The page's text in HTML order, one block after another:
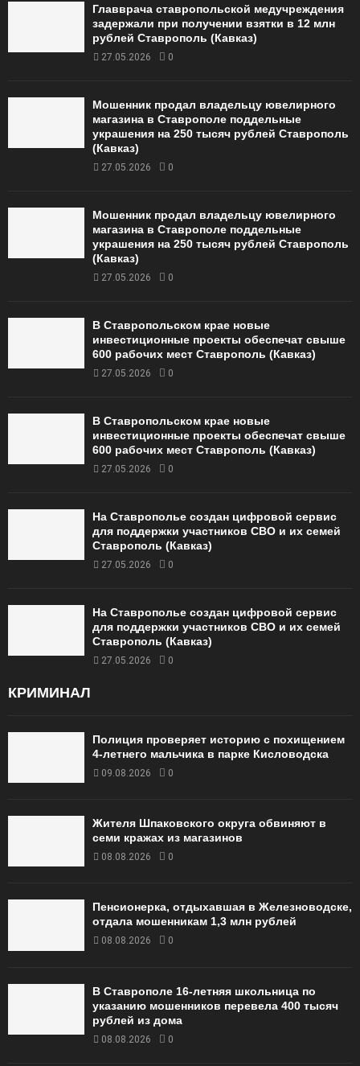
Главврача ставропольской медучреждения
задержали при получении взятки в 12 млн
рублей Ставрополь (Кавказ)
27.05.2026 0
Мошенник продал владельцу ювелирного
магазина в Ставрополе поддельные
украшения на 250 тысяч рублей Ставрополь
(Кавказ)
27.05.2026 0
Мошенник продал владельцу ювелирного
магазина в Ставрополе поддельные
украшения на 250 тысяч рублей Ставрополь
(Кавказ)
27.05.2026 0
В Ставропольском крае новые
инвестиционные проекты обеспечат свыше
600 рабочих мест Ставрополь (Кавказ)
27.05.2026 0
В Ставропольском крае новые
инвестиционные проекты обеспечат свыше
600 рабочих мест Ставрополь (Кавказ)
27.05.2026 0
На Ставрополье создан цифровой сервис
для поддержки участников СВО и их семей
Ставрополь (Кавказ)
27.05.2026 0
На Ставрополье создан цифровой сервис
для поддержки участников СВО и их семей
Ставрополь (Кавказ)
27.05.2026 0
КРИМИНАЛ
Полиция проверяет историю с похищением
4-летнего мальчика в парке Кисловодска
09.08.2026 0
Жителя Шпаковского округа обвиняют в
семи кражах из магазинов
08.08.2026 0
Пенсионерка, отдыхавшая в Железноводске,
отдала мошенникам 1,3 млн рублей
08.08.2026 0
В Ставрополе 16-летняя школьница по
указанию мошенников перевела 400 тысяч
рублей из дома
08.08.2026 0